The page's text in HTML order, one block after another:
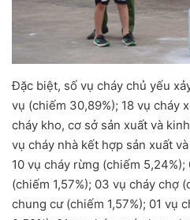
Đặc biệt, số vụ cháy chủ yếu
vụ (chiếm 30,89%); 18 vụ cháy
cháy kho, cơ sở sản xuất và
vụ cháy nhà kết hợp sản xuất
10 vụ cháy rừng (chiếm
(chiếm 1,57%); 03 vụ cháy chợ
chung cư (chiếm 1,57%); 01 vụ